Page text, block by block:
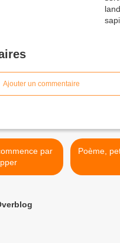
Ajouter un commentaire